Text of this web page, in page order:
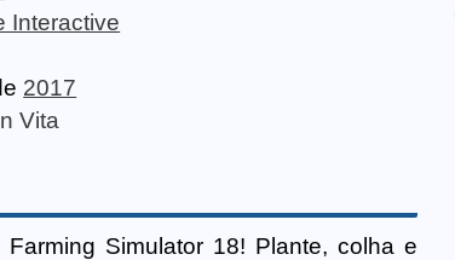
Interactive
2017
Vita
Simulator 18! Plante, colha e